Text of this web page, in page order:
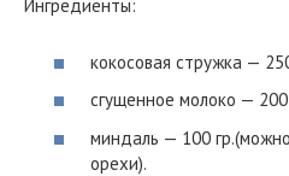
Ингредиенты:
кокосовая стружка —
сгущенное молоко — 200
миндаль — 100
орехи).